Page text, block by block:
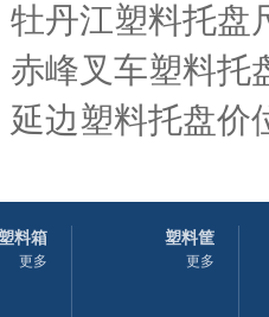
牡丹江塑料托盘
赤峰叉车塑料托
延边塑料托盘价
料箱
更多
塑料筐
更多